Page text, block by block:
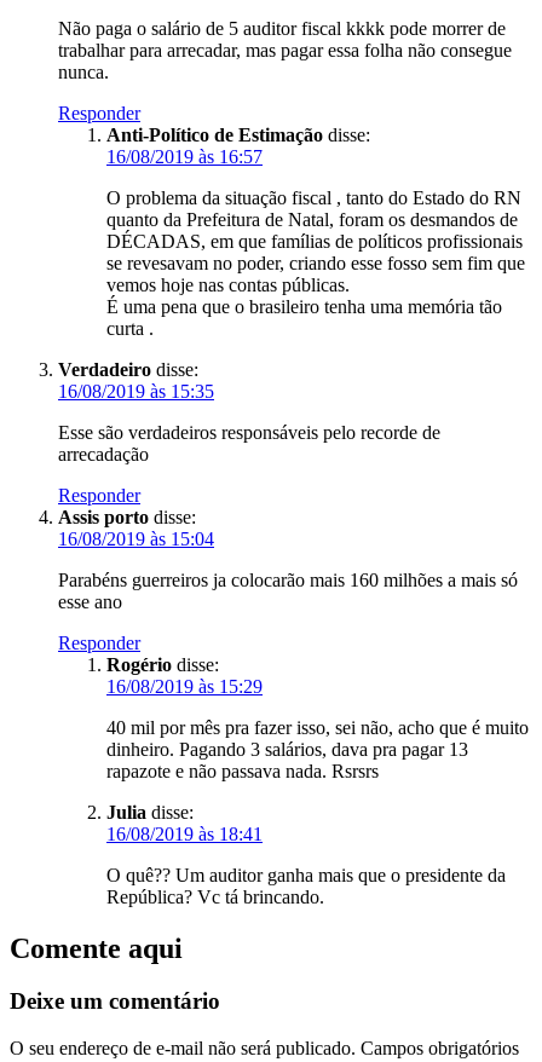
Não paga o salário de 5 auditor fiscal kkkk pode morrer de
trabalhar para arrecadar, mas pagar essa folha não consegue
nunca.
Responder
Anti-Político de Estimação disse:
16/08/2019 às 16:57
O problema da situação fiscal , tanto do Estado do RN
quanto da Prefeitura de Natal, foram os desmandos de
DÉCADAS, em que famílias de políticos profissionais
se revesavam no poder, criando esse fosso sem fim que
vemos hoje nas contas públicas.
É uma pena que o brasileiro tenha uma memória tão
curta .
Verdadeiro disse:
16/08/2019 às 15:35
Esse são verdadeiros responsáveis pelo recorde de
arrecadação
Responder
Assis porto disse:
16/08/2019 às 15:04
Parabéns guerreiros ja colocarão mais 160 milhões a mais só
esse ano
Responder
Rogério disse:
16/08/2019 às 15:29
40 mil por mês pra fazer isso, sei não, acho que é muito
dinheiro. Pagando 3 salários, dava pra pagar 13
rapazote e não passava nada. Rsrsrs
Julia disse:
16/08/2019 às 18:41
O quê?? Um auditor ganha mais que o presidente da
República? Vc tá brincando.
Comente aqui
Deixe um comentário
O seu endereço de e-mail não será publicado. Campos obrigatórios